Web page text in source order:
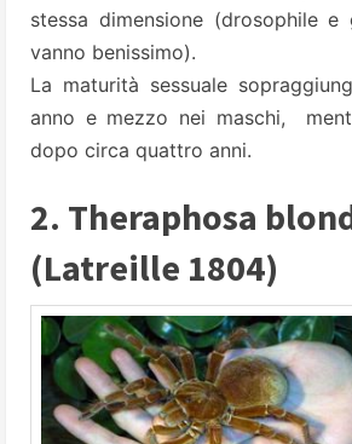
stessa dimensione (drosophile
vanno benissimo).
La maturità sessuale
anno e mezzo nei maschi,
dopo circa quattro anni.
2. Theraphosa
(Latreille 1804)